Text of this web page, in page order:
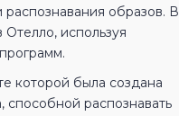
образов. В
используя
которой была создана
способной распознавать